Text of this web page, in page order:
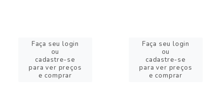
Faça seu login
ou
cadastre-se
para ver preços
e comprar
Faça seu login
ou
cadastre-se
para ver preços
e comprar